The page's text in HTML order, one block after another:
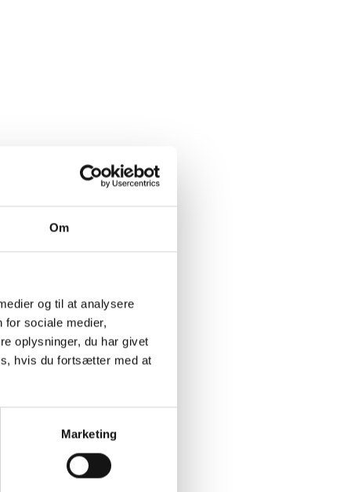
Om
og til at analysere
for sociale medier,
oplysninger, du har givet
hvis du fortsætter med at
Marketing